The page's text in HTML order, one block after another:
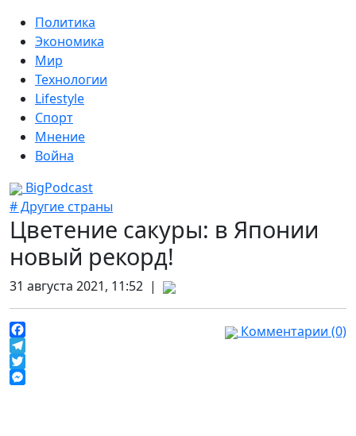
Политика
Экономика
Мир
Технологии
Lifestyle
Спорт
Мнение
Война
BigPodcast
# Другие страны
Цветение сакуры: в Японии
новый рекорд!
31 августа 2021, 11:52 |
Facebook
Telegram
Twitter
Комментарии (0)